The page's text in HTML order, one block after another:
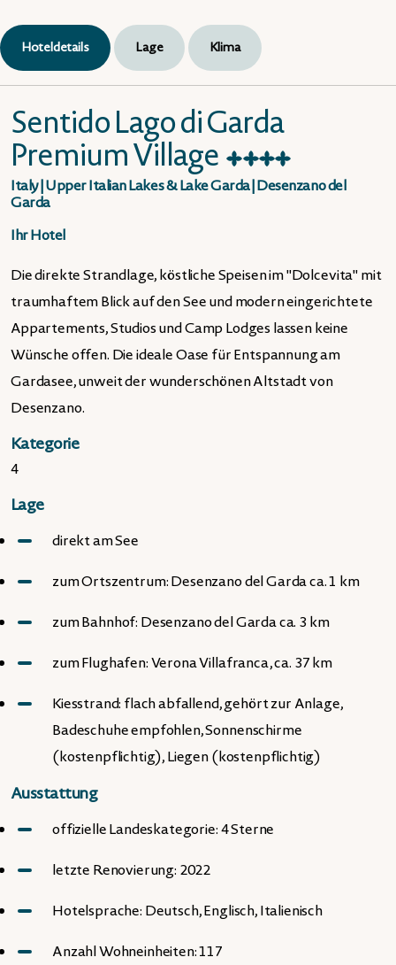
Hoteldetails Lage Klima
Sentido Lago di Garda
Premium Village ★★★★
Italy|Upper Italian Lakes & Lake Garda|Desenzano del
Garda
Ihr Hotel
Die direkte Strandlage, köstliche Speisen im "Dolcevita" mit
traumhaftem Blick auf den See und modern eingerichtete
Appartements, Studios und Camp Lodges lassen keine
Wünsche offen. Die ideale Oase für Entspannung am
Gardasee, unweit der wunderschönen Altstadt von
Desenzano.
Kategorie
4
Lage
direkt am See
zum Ortszentrum: Desenzano del Garda ca. 1 km
zum Bahnhof: Desenzano del Garda ca. 3 km
zum Flughafen: Verona Villafranca, ca. 37 km
Kiesstrand: flach abfallend, gehört zur Anlage,
Badeschuhe empfohlen, Sonnenschirme
(kostenpflichtig), Liegen (kostenpflichtig)
Ausstattung
offizielle Landeskategorie: 4 Sterne
letzte Renovierung: 2022
Hotelsprache: Deutsch, Englisch, Italienisch
Anzahl Wohneinheiten: 117